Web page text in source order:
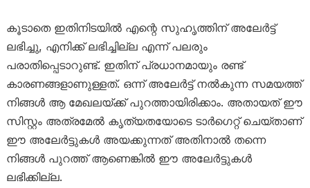
കൂടാതെ ഇതിനിടയിൽ എന്റെ സുഹൃത്തിന് അലേർട്ട്
ലഭിച്ചു, എനിക്ക് ലഭിച്ചില്ല എന്ന് പലരും
പരാതിപ്പെടാറുണ്ട്. ഇതിന് പ്രധാനമായും രണ്ട്
കാരണങ്ങളാണുള്ളത്. ഒന്ന് അലേർട്ട് നൽകുന്ന സമയത്ത്
നിങ്ങൾ ആ മേഖലയ്ക്ക് പുറത്തായിരിക്കാം. അതായത് ഈ
സിസ്റ്റം അത്രമേൽ കൃത്യതയോടെ ടാർഗെറ്റ് ചെയ്താണ്
ഈ അലേർട്ടുകൾ അയക്കുന്നത് അതിനാൽ തന്നെ
നിങ്ങൾ പുറത്ത് ആണെങ്കിൽ ഈ അലേർട്ടുകൾ
ലഭിക്കില്ല.